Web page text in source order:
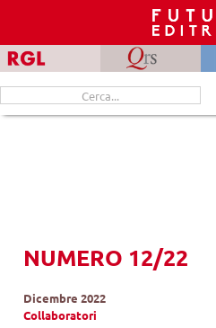
content
Cerca
per:
NUMERO 12/22
Dicembre 2022
Collaboratori